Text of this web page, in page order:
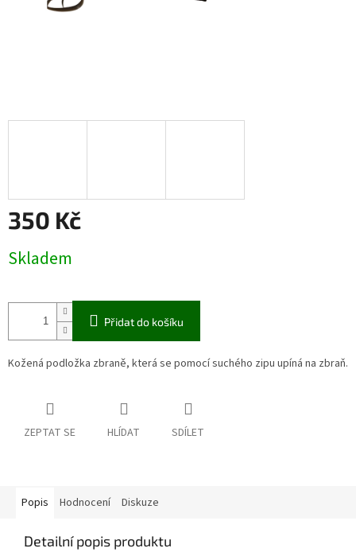
350 Kč
cena:
Skladem
Přidat do košíku
Kožená podložka zbraně, která se pomocí suchého zipu upíná na zbraň.
ZEPTAT SE HLÍDAT SDÍLET
Popis Hodnocení Diskuze
Detailní popis produktu